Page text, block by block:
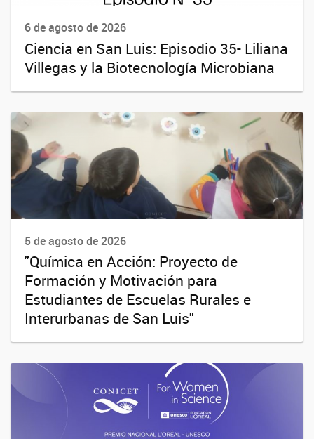
6 de agosto de 2026
Ciencia en San Luis: Episodio 35- Liliana
Villegas y la Biotecnología Microbiana
5 de agosto de 2026
"Química en Acción: Proyecto de
Formación y Motivación para
Estudiantes de Escuelas Rurales e
Interurbanas de San Luis"